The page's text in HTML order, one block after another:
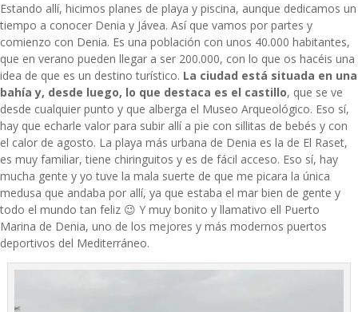
Estando allí, hicimos planes de playa y piscina, aunque dedicamos un
tiempo a conocer Denia y Jávea. Así que vamos por partes y
comienzo con Denia. Es una población con unos 40.000 habitantes,
que en verano pueden llegar a ser 200.000, con lo que os hacéis una
idea de que es un destino turístico. La ciudad está situada en una
bahía y, desde luego, lo que destaca es el castillo, que se ve
desde cualquier punto y que alberga el Museo Arqueológico. Eso sí,
hay que echarle valor para subir allí a pie con sillitas de bebés y con
el calor de agosto. La playa más urbana de Denia es la de El Raset,
es muy familiar, tiene chiringuitos y es de fácil acceso. Eso sí, hay
mucha gente y yo tuve la mala suerte de que me picara la única
medusa que andaba por allí, ya que estaba el mar bien de gente y
todo el mundo tan feliz 😉 Y muy bonito y llamativo ell Puerto
Marina de Denia, uno de los mejores y más modernos puertos
deportivos del Mediterráneo.